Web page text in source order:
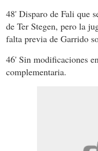
48' Disparo de Fali que
de Ter Stegen, pero la
falta previa de Garrido
46' Sin modificaciones
complementaria.